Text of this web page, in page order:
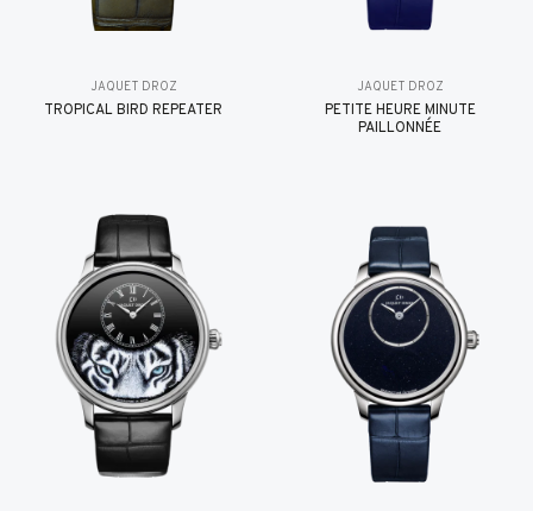
JAQUET DROZ
TROPICAL BIRD REPEATER
JAQUET DROZ
PETITE HEURE MINUTE
PAILLONNÉE